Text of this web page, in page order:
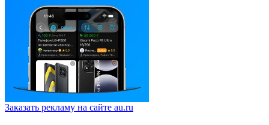
Заказать рекламу на сайте au.ru